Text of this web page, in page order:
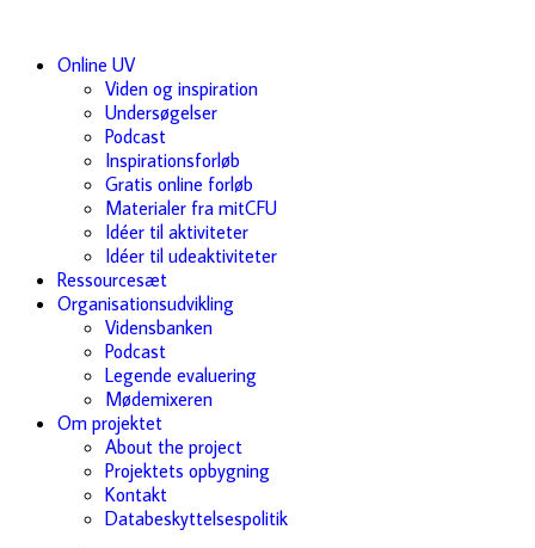
Online UV
Viden og inspiration
Undersøgelser
Podcast
Inspirationsforløb
Gratis online forløb
Materialer fra mitCFU
Idéer til aktiviteter
Idéer til udeaktiviteter
Ressourcesæt
Organisationsudvikling
Vidensbanken
Podcast
Legende evaluering
Mødemixeren
Om projektet
About the project
Projektets opbygning
Kontakt
Databeskyttelsespolitik